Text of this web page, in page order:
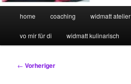
home coaching widmatt atelier
vo mir für di widmatt kulinarisch
Beitragsnavigation
← Vorheriger